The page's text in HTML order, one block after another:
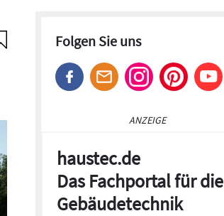
Folgen Sie uns
ANZEIGE
haustec.de
Das Fachportal für die
Gebäudetechnik